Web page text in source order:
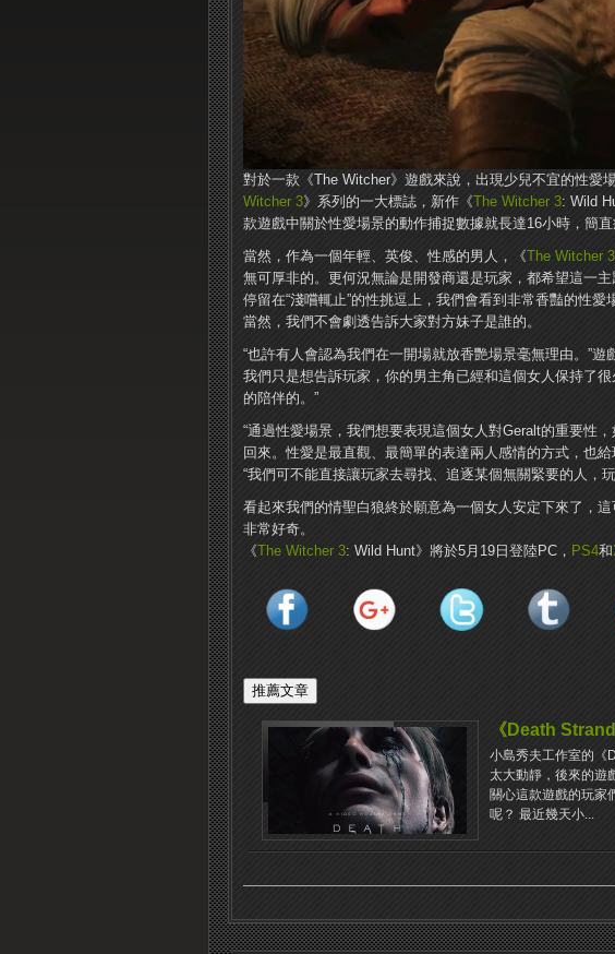
對於一款《The Witcher》遊戲來說，出現少兒不宜的性愛
Witcher 3》系列的一大標誌，新作《The Witcher 3: Wild
款遊戲中關於性愛場景的動作捕捉數據就長達16小時，簡直
當然，作為一個年輕、英俊、性感的男人，《The Witcher 3
無可厚非的。更何況無論是開發商還是玩家，都希望這一
停留在“淺嚐輒止”的性挑逗上，我們會看到非常香豔的性愛
當然，我們不會劇透告訴大家對方妹子是誰的。
“也許有人會認為我們在一開場就放香艷場景毫無理由。”遊
我們只是想告訴玩家，你的男主角已經和這個女人保持了
的陪伴的。”
“通過性愛場景，我們想要表現這個女人對Geralt的重要性
回來。性愛是最直觀、最簡單的表達兩人感情的方式，也
“我們可不能直接讓玩家去尋找、追逐某個無關緊要的人，
看起來我們的情聖白狼終於願意為一個女人安定下來了，
非常好奇。
《The Witcher 3: Wild Hunt》將於5月19日登陸PC， PS4和
《Death
小島秀夫工作室的《
太大動靜，後來的遊
關心這款遊戲的玩家
呢？ 最近幾天小...